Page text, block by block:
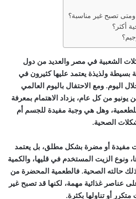
تصبح غير مناسبة؟
أكثر؟
الشعبية في مصر والعديد من دول
ولذيذة يعتمد عليها كثيرون في
اليوم. ومع الاحتفال باليوم العالمي
من كل عام، يزداد الاهتمام بمعرفة
للطعمية، وهل هي وجبة مفيدة للجسم أم
الصحية.
مفيدة أو مضرة بشكل مطلق، بل يعتمد
ونوع الزيت المستخدم في قليها، والكمية
حالته الصحية. فالطعمية المحضرة من
عناصر غذائية مهمة، لكنها قد تصبح غير
أو تناولها بكثرة.